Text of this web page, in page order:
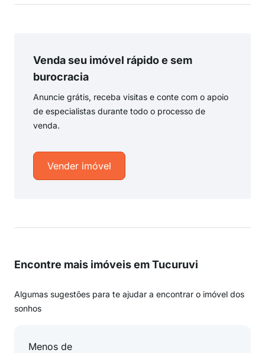
Venda seu imóvel rápido e sem
burocracia
Anuncie grátis, receba visitas e conte com o apoio
de especialistas durante todo o processo de
venda.
Vender imóvel
Encontre mais imóveis em Tucuruvi
Algumas sugestões para te ajudar a encontrar o imóvel dos
sonhos
Menos de